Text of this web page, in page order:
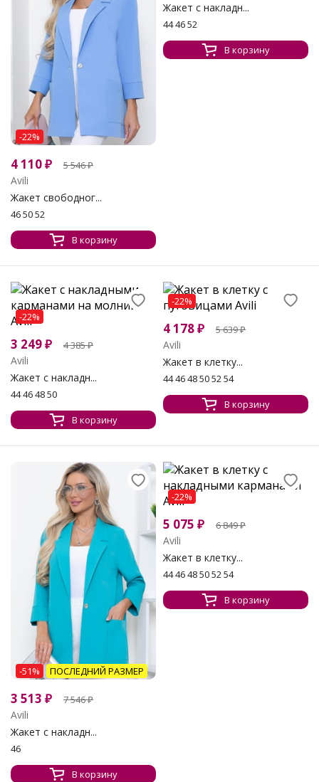
-22%
4 110₽ 5 546₽
Avili
Жакет свободног...
46 50 52
В корзину
Жакет с накладн...
44 46 52
В корзину
-22%
3 249₽ 4 385₽
Avili
Жакет с накладн...
44 46 48 50
В корзину
-22%
4 178₽ 5 639₽
Avili
Жакет в клетку...
44 46 48 50 52 54
В корзину
-51% ПОСЛЕДНИЙ РАЗМЕР
3 513 ₽ 7 546₽
Avili
Жакет с накладн...
46
В корзину
-22%
5 075 ₽ 6 849₽
Avili
Жакет в клетку...
44 46 48 50 52 54
В корзину